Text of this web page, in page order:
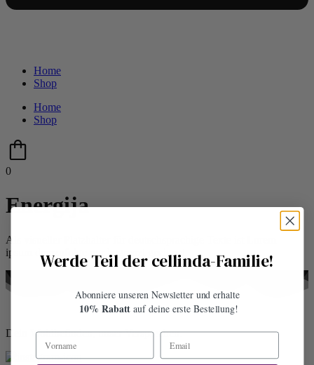
Home
Shop
Home
Shop
0
Energija
Als visueller Platzhalter für deutschsprachige Texte ist Lorem
ipsum demzufolge nur begrenzt geeignet.
Dein Wohlbefinden, unser Versprechen.
Werde Teil der cellinda-Familie!
Abonniere unseren Newsletter und erhalte
10% Rabattauf deine erste Bestellung!
Vorname Email